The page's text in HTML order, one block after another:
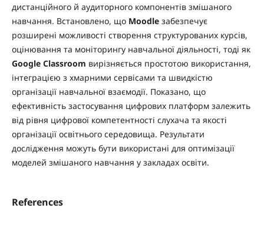
дистанційного й аудиторного компонентів змішаного
навчання. Встановлено, що Moodleзабезпечує
розширені можливості створення структурованих курсів,
оцінювання та моніторингу навчальної діяльності, тоді як
Google Classroom вирізняється простотою використання,
інтеграцією з хмарними сервісами та швидкістю
організації навчальної взаємодії. Показано, що
ефективність застосування цифрових платформ залежить
від рівня цифрової компетентності слухача та якості
організації освітнього середовища. Результати
дослідження можуть бути використані для оптимізації
моделей змішаного навчання у закладах освіти.
References